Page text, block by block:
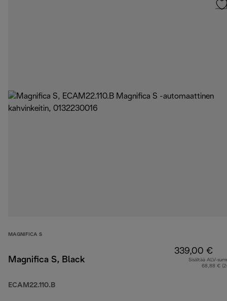
MAGNIFICA S
Magnifica S, Black
ECAM22.110.B
339,00 €
Sisältää ALV-
68,88 €